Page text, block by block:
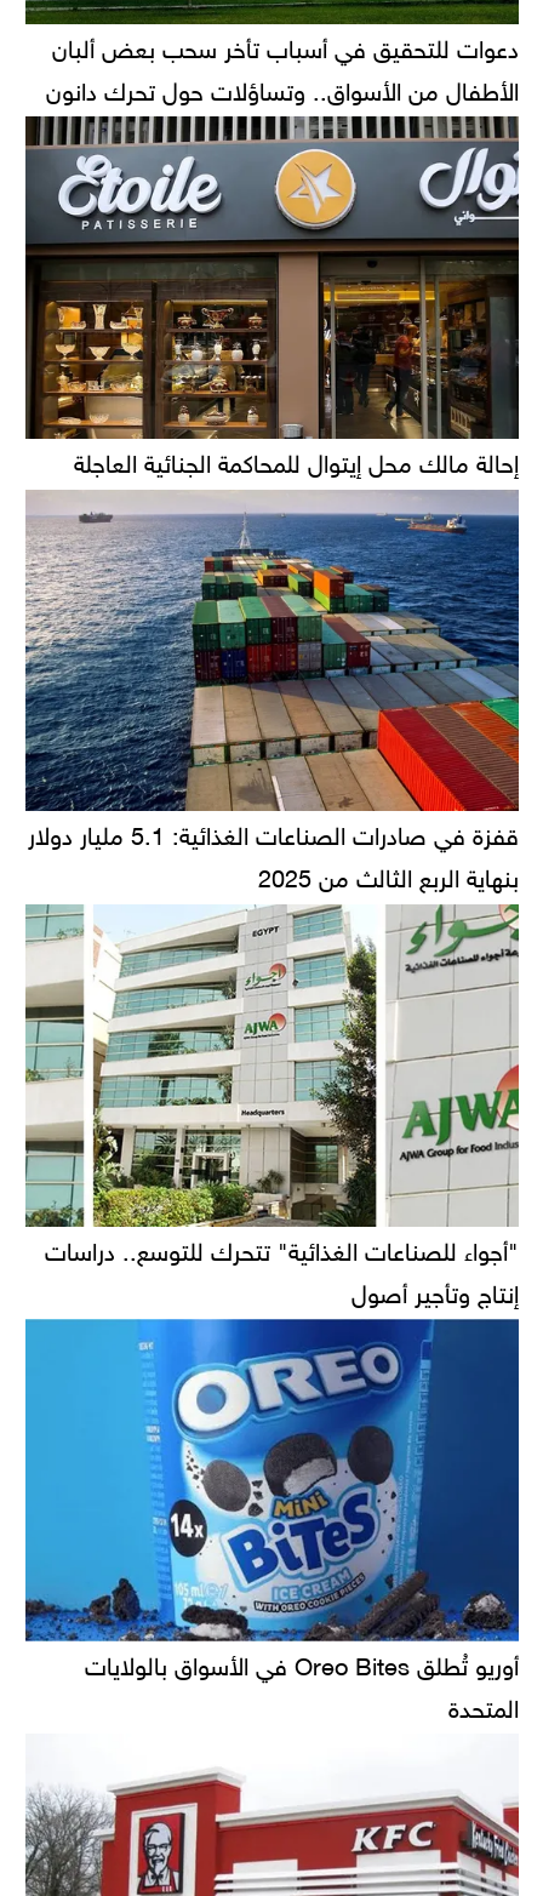
دعوات للتحقيق في أسباب تأخر سحب بعض ألبان
الأطفال من الأسواق.. وتساؤلات حول تحرك دانون
إحالة مالك محل إيتوال للمحاكمة الجنائية العاجلة
قفزة في صادرات الصناعات الغذائية: 5.1 مليار دولار
بنهاية الربع الثالث من 2025
"أجواء للصناعات الغذائية" تتحرك للتوسع.. دراسات
إنتاج وتأجير أصول
أوريو تُطلق Oreo Bites في الأسواق بالولايات
المتحدة